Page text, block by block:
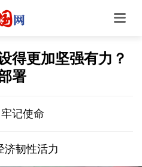
得更加坚强有力？
署
记使命
济韧性活力